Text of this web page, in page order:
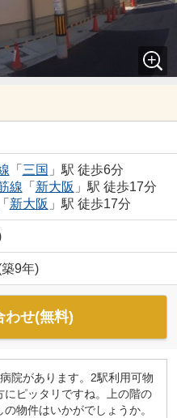
「 三国 」駅 徒歩6分
線 「 新大阪 」駅 徒歩17分
「 新大阪 」駅 徒歩17分
9年)
わせ(無料)
院があります。2駅利用可物
ピッタリですね。上の階の
物件はいかがでしょうか。